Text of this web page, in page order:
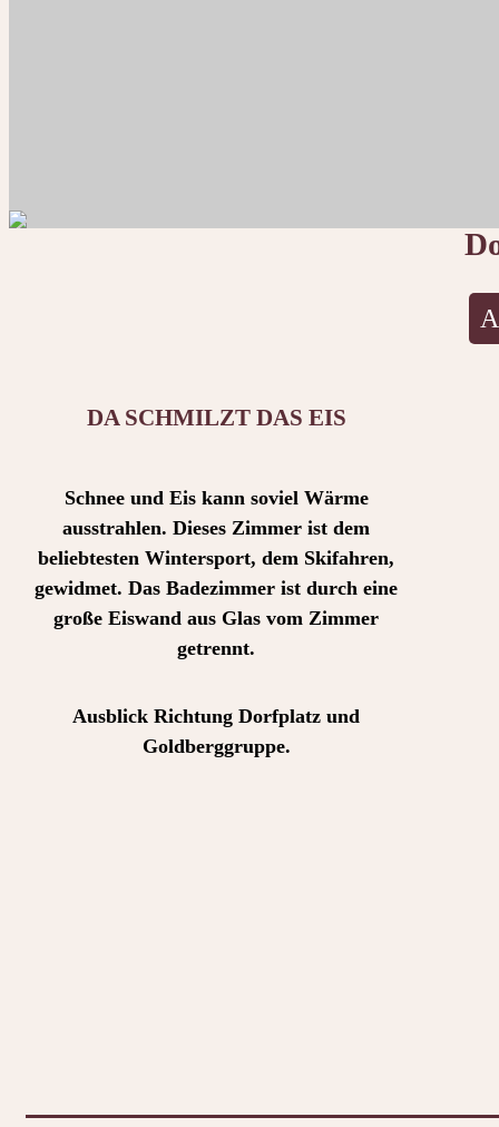
DA SCHMILZT DAS EIS
Schnee und Eis kann soviel Wärme
ausstrahlen. Dieses Zimmer ist dem
beliebtesten Wintersport, dem Skifahren,
gewidmet. Das Badezimmer ist durch eine
große Eiswand aus Glas vom Zimmer
getrennt.
Ausblick Richtung Dorfplatz und
Goldberggruppe.